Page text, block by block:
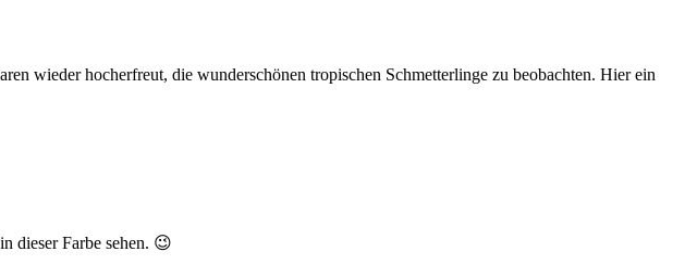
wieder hocherfreut, die wunderschönen tropischen Schmetterlinge zu beobachten. Hier ein
dieser Farbe sehen. 😉